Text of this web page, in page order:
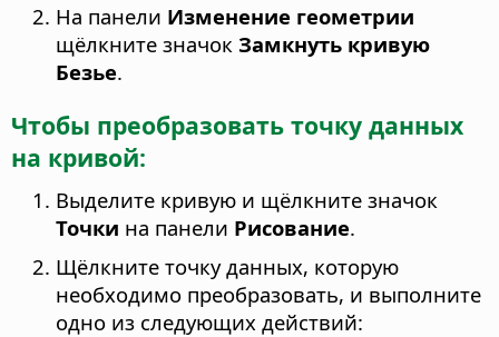
На панели Изменение геометрии
щёлкните значок Замкнуть кривую
Безье.
Чтобы преобразовать точку данных
на кривой:
Выделите кривую и щёлкните значок
Точки на панели Рисование.
Щёлкните точку данных, которую
необходимо преобразовать, и выполните
одно из следующих действий: